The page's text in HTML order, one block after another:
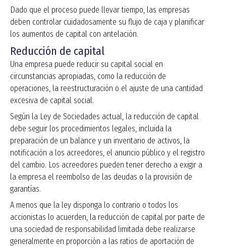
Dado que el proceso puede llevar tiempo, las empresas
deben controlar cuidadosamente su flujo de caja y planificar
los aumentos de capital con antelación.
Reducción de capital
Una empresa puede reducir su capital social en
circunstancias apropiadas, como la reducción de
operaciones, la reestructuración o el ajuste de una cantidad
excesiva de capital social.
Según la Ley de Sociedades actual, la reducción de capital
debe seguir los procedimientos legales, incluida la
preparación de un balance y un inventario de activos, la
notificación a los acreedores, el anuncio público y el registro
del cambio. Los acreedores pueden tener derecho a exigir a
la empresa el reembolso de las deudas o la provisión de
garantías.
A menos que la ley disponga lo contrario o todos los
accionistas lo acuerden, la reducción de capital por parte de
una sociedad de responsabilidad limitada debe realizarse
generalmente en proporción a las ratios de aportación de